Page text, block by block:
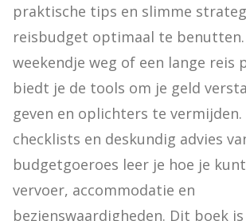
praktische tips en slimme
reisbudget optimaal te benutten.
weekendje weg of een lange reis
biedt je de tools om je geld
geven en oplichters te
checklists en deskundig advies
budgetgoeroes leer je hoe je
vervoer, accommodatie en
bezienswaardigheden. Dit boek